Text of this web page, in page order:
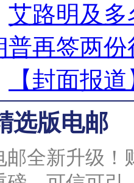
艾路明及
普再签两
【封面报
选版电邮
邮全新升级